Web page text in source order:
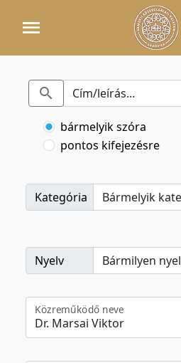
bármelyik szóra
pontos kifejezésre
Kategória
Nyelv
Közreműködő neve